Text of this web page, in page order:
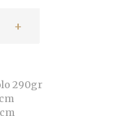
+
290gr